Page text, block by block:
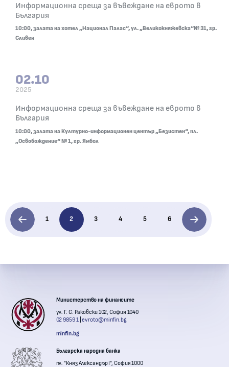
03.10.2025
Информационна среща за въвеждане на еврото в
България10:00, залата на хотел „Национал Палас“, ул.
10:00, залата на хотел „Национал Палас“, ул. „Великокняжевска“№ 31, гр.
Сливен
02.10
2025
02.10.2025
Информационна среща за въвеждане на еврото в
България10:00, залата на Културно-информационен
10:00, залата на Културно-информационен център „Безистен“, пл.
„Освобождение“ № 1, гр. Ямбол
1 2 3 4 5 6
Контакти с институции
Министерство на финансите
ул. Г. С. Раковски 102, София 1040
02 9859 1
evroto@minfin.bg
minfin.bg
Българска народна банка
пл. "Княз Александър I", София 1000